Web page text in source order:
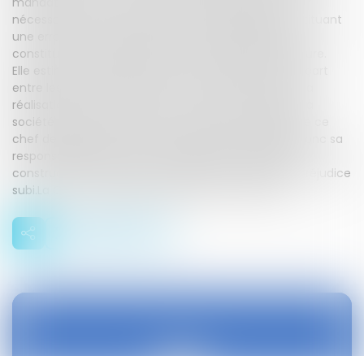
nécessaires dans la DPGF qu'elle avait établie, constituant
une erreur de conception ayant causé le préjudice
constitué de l'augmentation des quantités d'armature.
Elle estime que compte tenu de l'importance de l'écart
entre les prévisions de la DPGF et les nécessités de la
réalisation de l'ouvrage pour en assurer la sécurité, la
société de construction est fondée à se prévaloir de ce
chef de préjudice. La société mandataire engage donc sa
responsabilité délictuelle à l'égard de la société de
construction et doit être condamnée à réparer le préjudice
subi.La Cour de cassation rejette donc le pourvoi.